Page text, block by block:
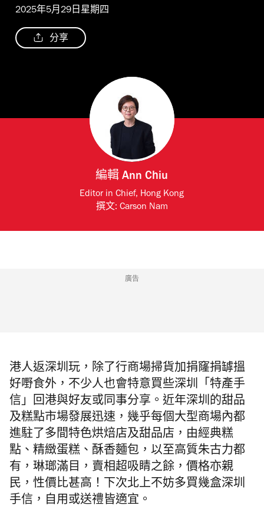
2025年5月29日星期四
分享
編輯Ann Chiu
Editor in Chief, Hong Kong
撰文: Carson Nam
廣告
港人返深圳玩，除了行商場掃貨加捐窿捐罅搵
好嘢食外，不少人也會特意買些深圳「特產手
信」回港與好友或同事分享。近年深圳的甜品
及糕點市場發展迅速，幾乎每個大型商場內都
進駐了多間特色烘焙店及甜品店，由經典糕
點、精緻蛋糕、酥香麵包，以至高質朱古力都
有，琳瑯滿目，賣相超吸睛之餘，價格亦親
民，性價比甚高！下次北上不妨多買幾盒深圳
手信，自用或送禮皆適宜。